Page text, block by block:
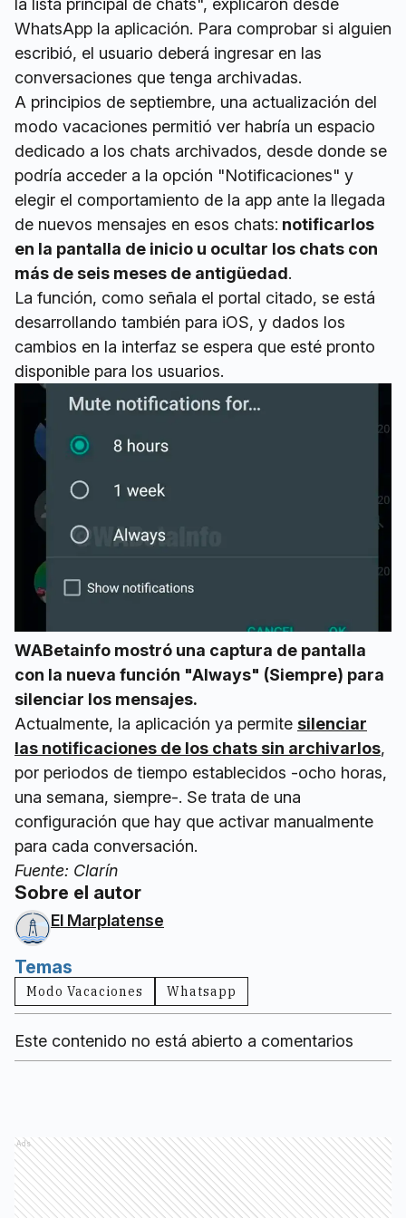
la lista principal de chats", explicaron desde
WhatsApp la aplicación. Para comprobar si alguien
escribió, el usuario deberá ingresar en las
conversaciones que tenga archivadas.
A principios de septiembre, una actualización del
modo vacaciones permitió ver habría un espacio
dedicado a los chats archivados, desde donde se
podría acceder a la opción "Notificaciones" y
elegir el comportamiento de la app ante la llegada
de nuevos mensajes en esos chats: notificarlos
en la pantalla de inicio u ocultar los chats con
más de seis meses de antigüedad.
La función, como señala el portal citado, se está
desarrollando también para iOS, y dados los
cambios en la interfaz se espera que esté pronto
disponible para los usuarios.
WABetainfo mostró una captura de pantalla
con la nueva función "Always" (Siempre) para
silenciar los mensajes.
Actualmente, la aplicación ya permite silenciar
las notificaciones de los chats sin archivarlos,
por periodos de tiempo establecidos -ocho horas,
una semana, siempre-. Se trata de una
configuración que hay que activar manualmente
para cada conversación.
Fuente: Clarín
Sobre el autor
El Marplatense
Temas
Modo Vacaciones Whatsapp
Este contenido no está abierto a comentarios
Ads